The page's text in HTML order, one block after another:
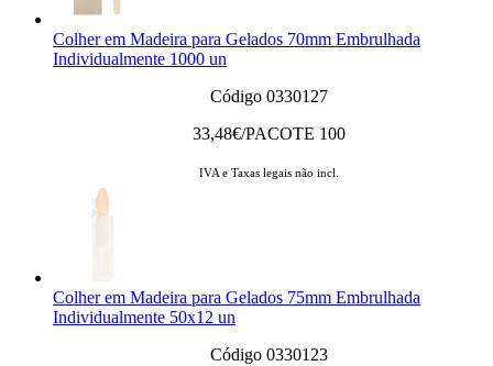
Colher em Madeira para Gelados 70mm Embrulhada
Individualmente 1000 un
Código 0330127
33,48€/PACOTE 100
IVA e Taxas legais não incl.
Colher em Madeira para Gelados 75mm Embrulhada
Individualmente 50x12 un
Código 0330123